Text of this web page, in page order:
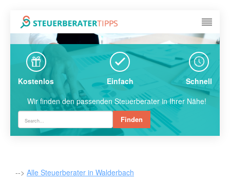
Kostenlos Einfach
Schnell
Wir finden den passenden Steuerberater in Ihrer Nähe!
Finden
--> Alle Steuerberater in Walderbach